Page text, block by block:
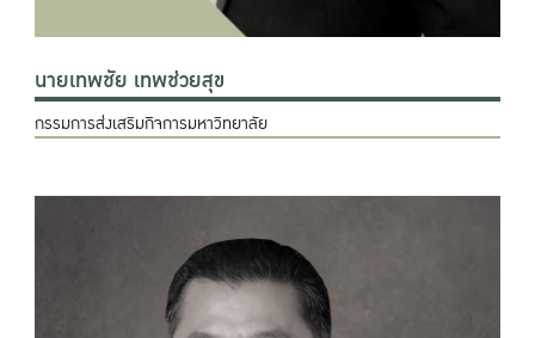
นายเทพชัย เทพช่วยสุข
กรรมการส่งเสริมกิจการมหาวิทยาลัย